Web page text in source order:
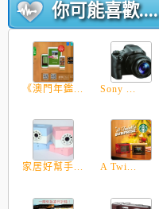
你可能喜歡....
《澳門年鑑... Sony ...
家居好幫手... A Twi...